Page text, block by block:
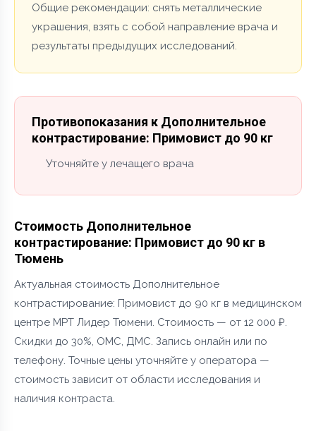
Общие рекомендации: снять металлические
украшения, взять с собой направление врача и
результаты предыдущих исследований.
Противопоказания к Дополнительное
контрастирование: Примовист до 90 кг
Уточняйте у лечащего врача
Стоимость Дополнительное
контрастирование: Примовист до 90 кг в
Тюмень
Актуальная стоимость Дополнительное
контрастирование: Примовист до 90 кг в медицинском
центре МРТ Лидер Тюмени. Стоимость — от 12 000 ₽.
Скидки до 30%, ОМС, ДМС. Запись онлайн или по
телефону. Точные цены уточняйте у оператора —
стоимость зависит от области исследования и
наличия контраста.